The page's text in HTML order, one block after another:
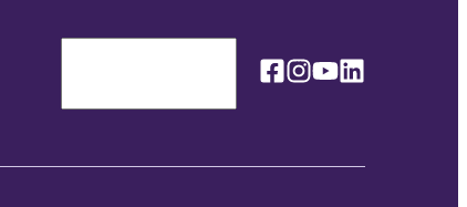
Idioma / Language
Facebook
Instagram
YoutubeLinkedin